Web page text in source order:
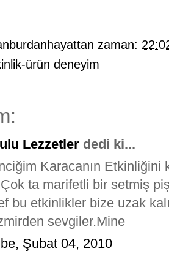
zaman:
ürün deneyim
Lezzetler dedi ki...
Karacanın Etkinliğini
ta marifetli bir setmiş
bu etkinlikler bize uzak
sevgiler.Mine
Şubat 04, 2010